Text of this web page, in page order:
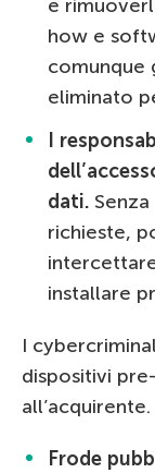
e
how e
comunque
eliminato
I
dati.
richieste,
installare
I
dispositivi
all’acquirente.
Frode